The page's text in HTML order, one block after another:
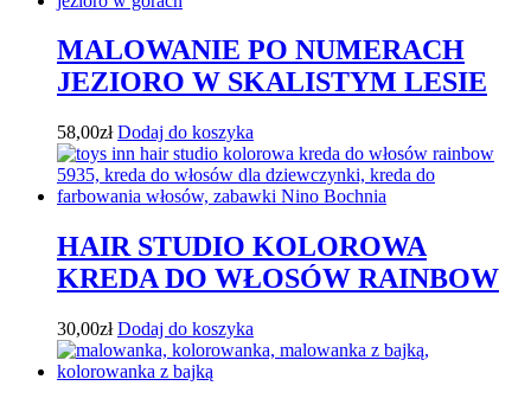
MALOWANIE PO NUMERACH
JEZIORO W SKALISTYM LESIE
58,00zł Dodaj do koszyka
HAIR STUDIO KOLOROWA
KREDA DO WŁOSÓW RAINBOW
30,00zł Dodaj do koszyka